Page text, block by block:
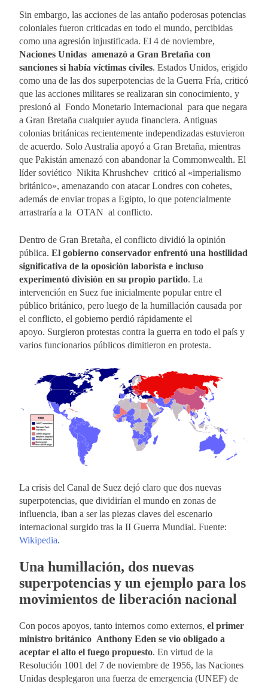
Sin embargo, las acciones de las antaño poderosas potencias
coloniales fueron criticadas en todo el mundo, percibidas
como una agresión injustificada. El 4 de noviembre,
Naciones Unidas amenazó a Gran Bretaña con
sanciones si había víctimas civiles. Estados Unidos, erigido
como una de las dos superpotencias de la Guerra Fría, criticó
que las acciones militares se realizaran sin conocimiento, y
presionó al Fondo Monetario Internacional para que negara
a Gran Bretaña cualquier ayuda financiera. Antiguas
colonias británicas recientemente independizadas estuvieron
de acuerdo. Solo Australia apoyó a Gran Bretaña, mientras
que Pakistán amenazó con abandonar la Commonwealth. El
líder soviético Nikita Khrushchev criticó al «imperialismo
británico», amenazando con atacar Londres con cohetes,
además de enviar tropas a Egipto, lo que potencialmente
arrastraría a la OTAN al conflicto.
Dentro de Gran Bretaña, el conflicto dividió la opinión
pública. El gobierno conservador enfrentó una hostilidad
significativa de la oposición laborista e incluso
experimentó división en su propio partido. La
intervención en Suez fue inicialmente popular entre el
público británico, pero luego de la humillación causada por
el conflicto, el gobierno perdió rápidamente el
apoyo. Surgieron protestas contra la guerra en todo el país y
varios funcionarios públicos dimitieron en protesta.
La crisis del Canal de Suez dejó claro que dos nuevas
superpotencias, que dividirían el mundo en zonas de
influencia, iban a ser las piezas claves del escenario
internacional surgido tras la II Guerra Mundial. Fuente:
Wikipedia.
Una humillación, dos nuevas
superpotencias y un ejemplo para los
movimientos de liberación nacional
Con pocos apoyos, tanto internos como externos, el primer
ministro británico Anthony Eden se vio obligado a
aceptar el alto el fuego propuesto. En virtud de la
Resolución 1001 del 7 de noviembre de 1956, las Naciones
Unidas desplegaron una fuerza de emergencia (UNEF) de